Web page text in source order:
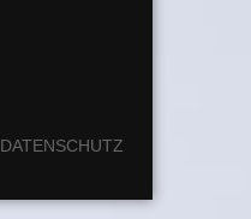
DATENSCHUTZ